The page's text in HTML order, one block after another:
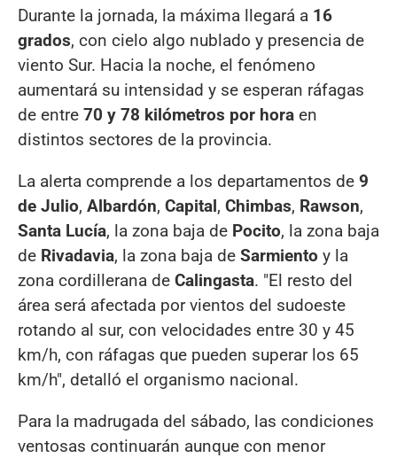
Durante la jornada, la máxima llegará a 16
grados, con cielo algo nublado y presencia de
viento Sur. Hacia la noche, el fenómeno
aumentará su intensidad y se esperan ráfagas
de entre 70 y 78 kilómetros por hora en
distintos sectores de la provincia.
La alerta comprende a los departamentos de 9
de Julio, Albardón, Capital, Chimbas, Rawson,
Santa Lucía, la zona baja de Pocito, la zona baja
de Rivadavia, la zona baja de Sarmiento y la
zona cordillerana de Calingasta. "El resto del
área será afectada por vientos del sudoeste
rotando al sur, con velocidades entre 30 y 45
km/h, con ráfagas que pueden superar los 65
km/h", detalló el organismo nacional.
Para la madrugada del sábado, las condiciones
ventosas continuarán aunque con menor